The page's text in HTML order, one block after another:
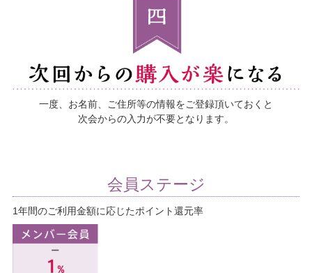
一度、お名前、ご住所等の情報をご登録頂いておくと
次会からの入力が不要となります。
会員ステージ
1年間のご利用金額に応じたポイント還元率